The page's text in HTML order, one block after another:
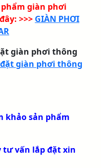
giàn phơi
>>> GIÀN PHƠI
giàn phơi thông
giàn phơi thông
khảo sản phẩm
tư vấn lắp đặt xin